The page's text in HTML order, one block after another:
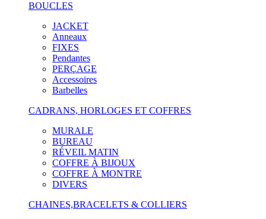
BOUCLES
JACKET
Anneaux
FIXES
Pendantes
PERÇAGE
Accessoires
Barbelles
CADRANS, HORLOGES ET COFFRES
MURALE
BUREAU
RÉVEIL MATIN
COFFRE À BIJOUX
COFFRE À MONTRE
DIVERS
CHAINES,BRACELETS & COLLIERS